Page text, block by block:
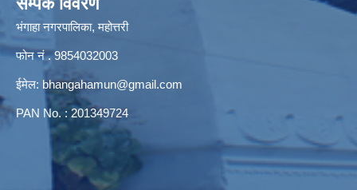
भंगाहा नगरपालिका, महोत्तरी
फोन नं . 9854032003
ईमेल: bhangahamun@gmail.com
PAN No. : 201349724